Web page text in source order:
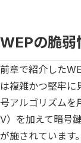
WEPの脆弱
前章で紹介した
は複雑かつ堅牢に
号アルゴリズムを
V）を加えて暗号
が施されています